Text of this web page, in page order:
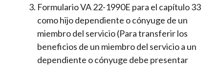
Formulario VA 22-1990E para el capítulo 33
como hijo dependiente o cónyuge de un
miembro del servicio (Para transferir los
beneficios de un miembro del servicio a un
dependiente o cónyuge debe presentar